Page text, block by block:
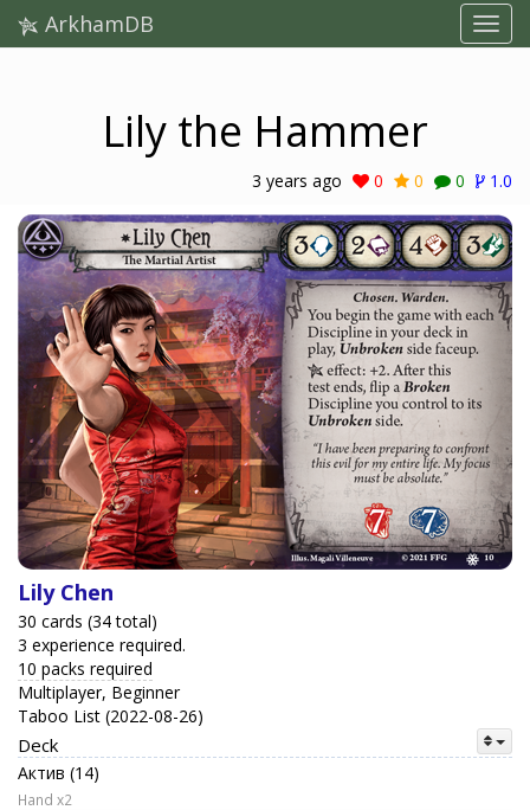
ArkhamDB
Lily the Hammer
3 years ago 0 0 0 1.0
Lily Chen
30 cards (34 total)
3 experience required.
10 packs required
Multiplayer, Beginner
Taboo List (2022-08-26)
Deck
Актив (14)
Hand x2